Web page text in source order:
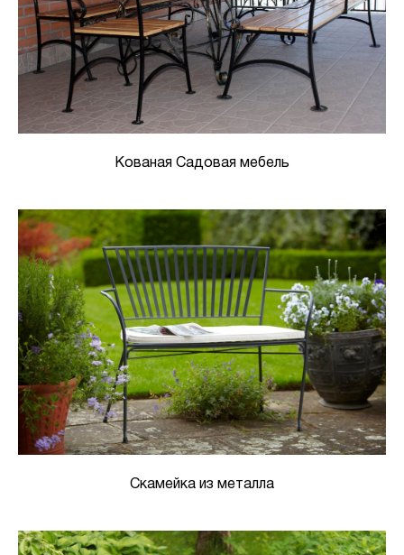
Кованая Садовая мебель
Скамейка из металла